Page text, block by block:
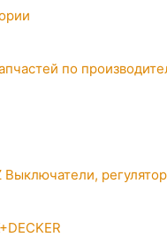
по
Выключатели,